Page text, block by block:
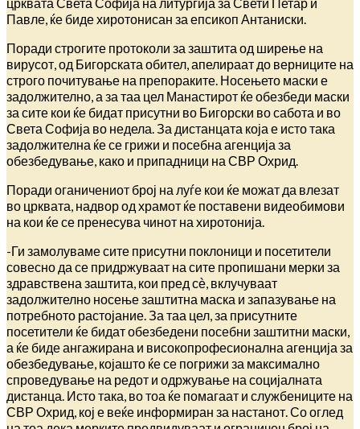
Павле, ќе биде хиротонисан за епсикоп Антаниски.
Поради строгите протоколи за заштита од ширење на
вирусот, од Бигорската обител, апелираат до верниците на
строго почитување на препораките. Носењето маски е
задолжително, а за таа цел Манастирот ќе обезбеди маски
за сите кои ќе бидат присутни во Бигорски во сабота и во
Света Софија во недела. За дистанцата која е исто така
задолжителна ќе се грижи и посебна агенција за
обезбедување, како и припадници на СВР Охрид.
Поради оганичениот број на луѓе кои ќе можат да влезат
во црквата, надвор од храмот ќе поставени видеобимови
на кои ќе се пренесува чинот на хиротонија.
-Ги замолуваме сите присутни поклоници и посетители
совесно да се придржуваат на сите пропишани мерки за
здравствена заштита, кои пред сѐ, вклучуваат
задолжително носење заштитна маска и запазување на
потребното растојание. За таа цел, за присутните
посетители ќе бидат обезбедени посебни заштитни маски,
а ќе биде ангажирана и високопрофесионална агенција за
обезбедување, којашто ќе се погрижи за максимално
спроведување на редот и одржување на социјалната
дистанца. Исто така, во тоа ќе помагаат и службениците на
СВР Охрид, кој е веќе информиран за настанот. Со оглед